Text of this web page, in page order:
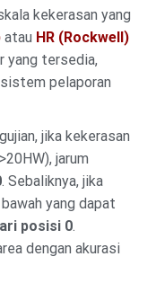
kekerasan yang
atau HR (Rockwell)
yang tersedia,
pelaporan
jika kekerasan
jarum
. Sebaliknya, jika
yang dapat
posisi 0.
dengan akurasi